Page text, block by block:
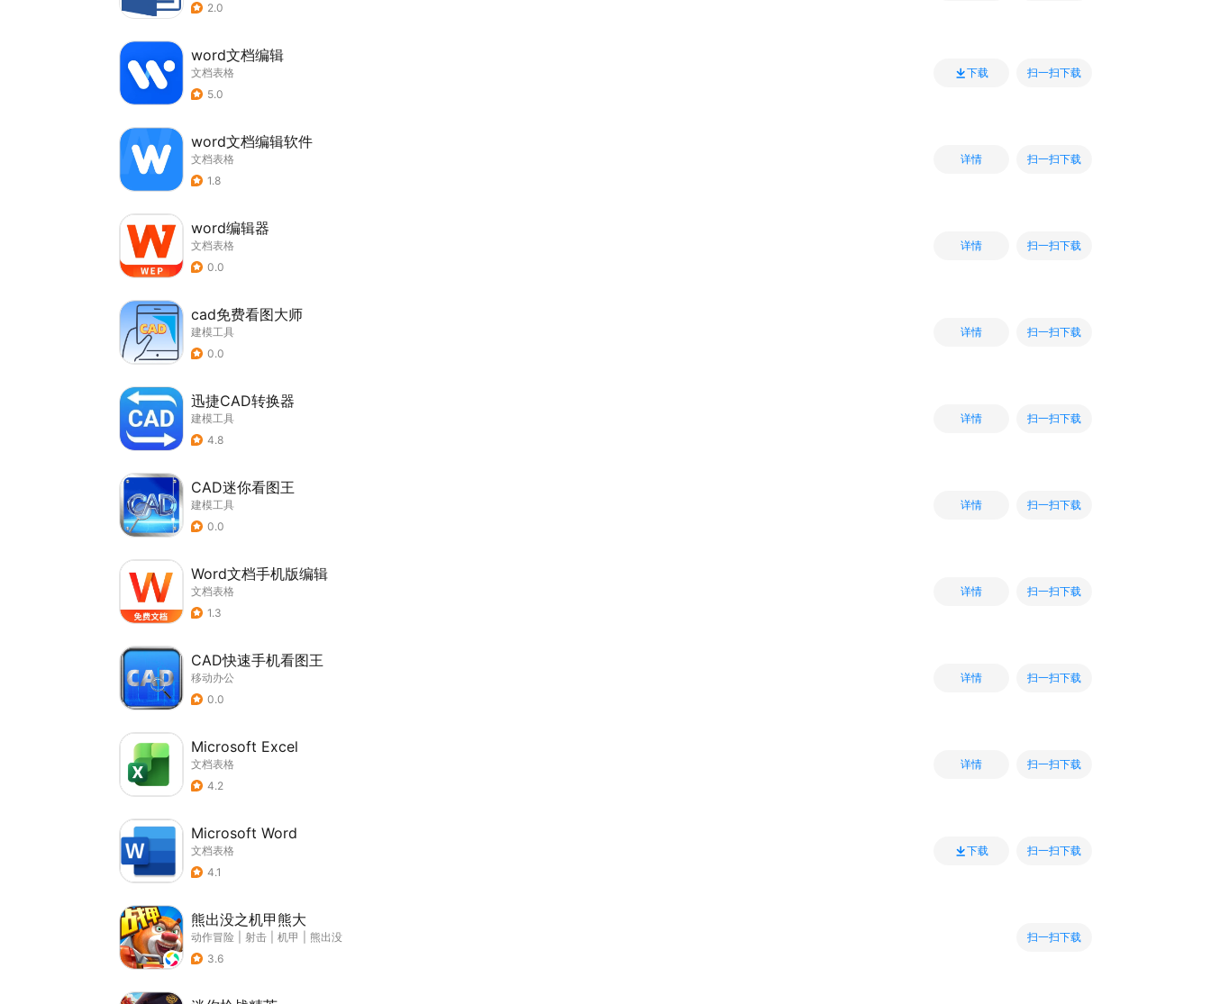
2.0
word文档编辑
文档表格
5.0
下载 扫一扫下载
word文档编辑软件
文档表格
1.8
详情 扫一扫下载
word编辑器
文档表格
0.0
详情 扫一扫下载
cad免费看图大师
建模工具
0.0
详情 扫一扫下载
迅捷CAD转换器
建模工具
4.8
详情 扫一扫下载
CAD迷你看图王
建模工具
0.0
详情 扫一扫下载
Word文档手机版编辑
文档表格
1.3
详情 扫一扫下载
CAD快速手机看图王
移动办公
0.0
详情 扫一扫下载
Microsoft Excel
文档表格
4.2
详情 扫一扫下载
Microsoft Word
文档表格
4.1
下载 扫一扫下载
熊出没之机甲熊大
动作冒险 射击 机甲
熊出没
3.6
扫一扫下载